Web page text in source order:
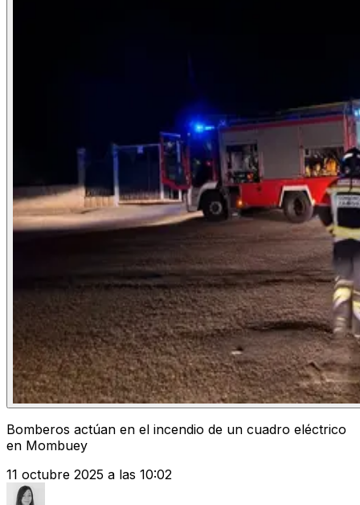
Bomberos actúan en el incendio de un cuadro eléctrico
en Mombuey
11 octubre 2025 a las 10:02